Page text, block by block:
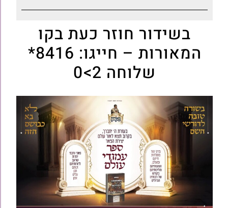
בשידור חוזר כעת בקו
המאורות – חייגו: 8416*
שלוחה 2>0